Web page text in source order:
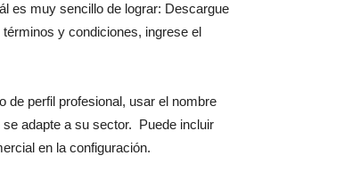
es muy sencillo de lograr: Descargue
y condiciones, ingrese el
de perfil profesional, usar el nombre
adapte a su sector. Puede incluir
en la configuración.